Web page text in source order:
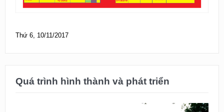
Thứ 6, 10/11/2017
Quá trình hình thành và phát triển